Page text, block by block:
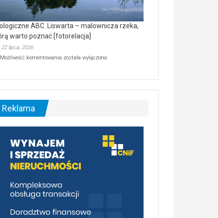
ABC. Liswarta – malownicza rzeka,
warto poznać [fotorelacja]
22 lipca, 2026
Możliwość komentowania Ekologiczne
–
malownicza
[fotorelacja]
została wyłączona
Reklama